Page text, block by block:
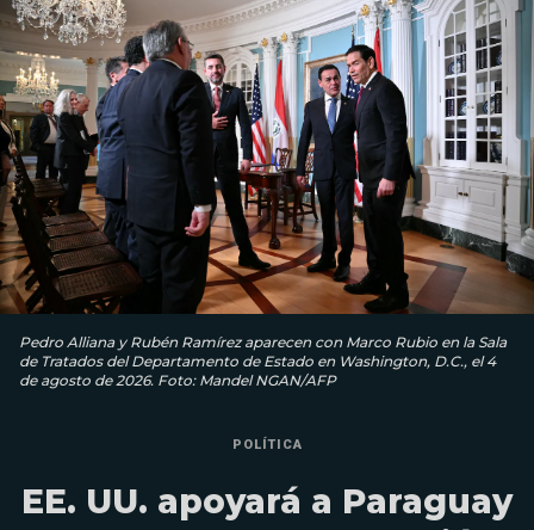
Pedro Alliana y Rubén Ramírez aparecen con Marco Rubio en la Sala
de Tratados del Departamento de Estado en Washington, D.C., el 4
de agosto de 2026. Foto: Mandel NGAN/AFP
POLÍTICA
EE. UU. apoyará a Paraguay